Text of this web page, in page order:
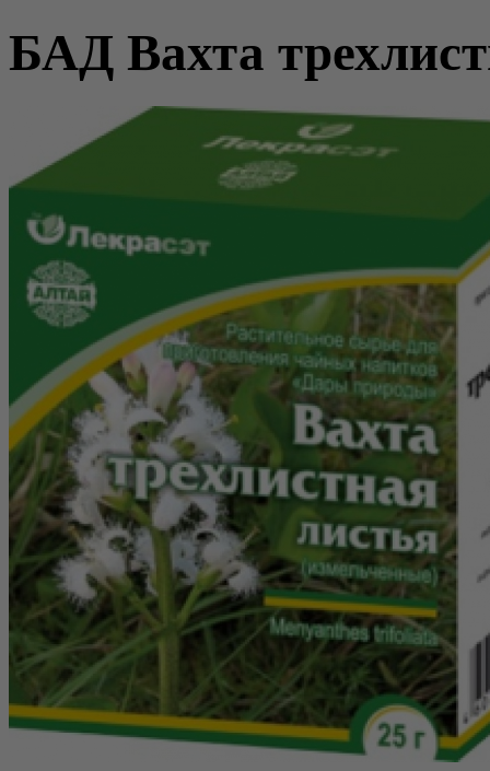
БАД Вахта